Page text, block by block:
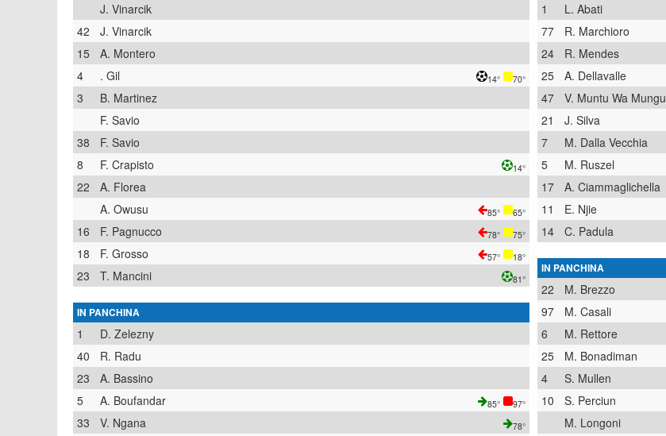
J. Vinarcik
42
J. Vinarcik
15
A. Montero
4
. Gil 14° 70°
3
B. Martinez
F. Savio
38
F. Savio
8
F. Crapisto 14°
22
A. Florea
A. Owusu
85° 65°
16 F. Pagnucco 78° 75°
18 F. Grosso 57° 18°
23 T. Mancini 81°
IN PANCHINA
1
D. Zelezny
40
R. Radu
23
A. Bassino
5
A. Boufandar 85° 97°
33 V. Ngana 78°
1
L. Abati
77
R. Marchioro
24
R. Mendes
25
A. Dellavalle
47 V. Muntu Wa Mungu
21 J. Silva
7 M. Dalla Vecchia
5
M. Ruszel
17
A. Ciammaglichella
11
E. Njie
14
C. Padula
IN PANCHINA
22
M. Brezzo
97
M. Casali
6
M. Rettore
25
M. Bonadiman
4
S. Mullen
10
S. Perciun
M. Longoni